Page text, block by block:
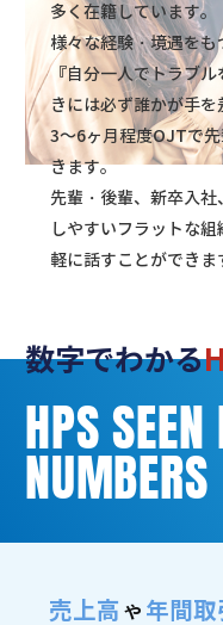
多く在籍しています。
様々な経験・境遇をも
『自分一人でトラブ
きには必ず誰かが手
3～6ヶ月程度OJTで
きます。
先輩・後輩、新卒入
しやすいフラットな
軽に話すことができま
数字でわかる
HPS
NUMBERS
売上高 や 年間